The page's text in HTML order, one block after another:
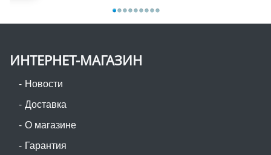
ИНТЕРНЕТ-МАГАЗИН
Новости
Доставка
О магазине
Гарантия